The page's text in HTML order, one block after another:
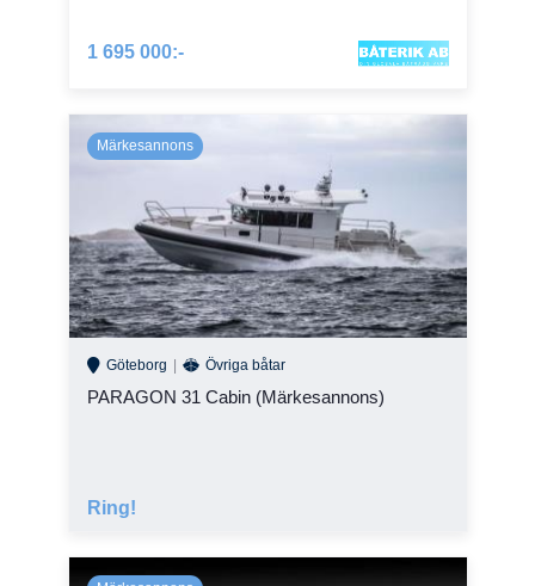
1 695 000:-
Göteborg Övriga båtar
PARAGON 31 Cabin (Märkesannons)
Ring!